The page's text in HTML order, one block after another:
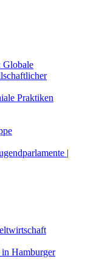
Globale
Praktiken
|
Hamburger